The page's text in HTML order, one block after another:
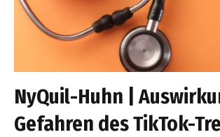
NyQuil-Huhn |
Gefahren des TikTok-